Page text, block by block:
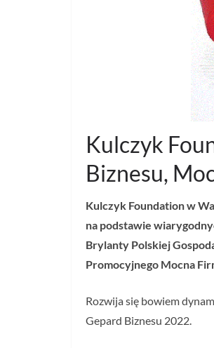
Kulczyk
Biznesu,
Kulczyk Foundation w
na podstawie
Brylanty Polskiej
Promocyjnego Mocna
Rozwija się bowiem
Gepard Biznesu 2022.